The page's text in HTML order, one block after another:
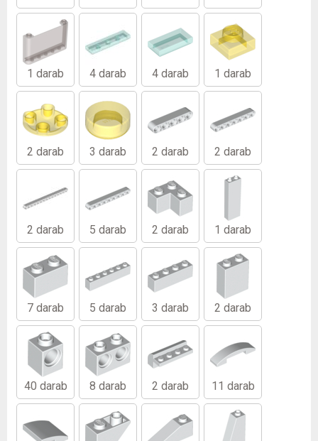
1 darab 4 darab 4 darab 1 darab
2 darab 3 darab 2 darab 2 darab
2 darab 5 darab 2 darab 1 darab
7 darab 5 darab 3 darab 2 darab
40 darab 8 darab 2 darab 11 darab